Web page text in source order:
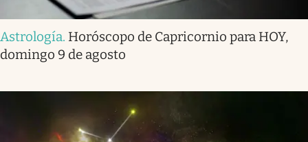
Astrología. Horóscopo de Capricornio para HOY,
domingo 9 de agosto